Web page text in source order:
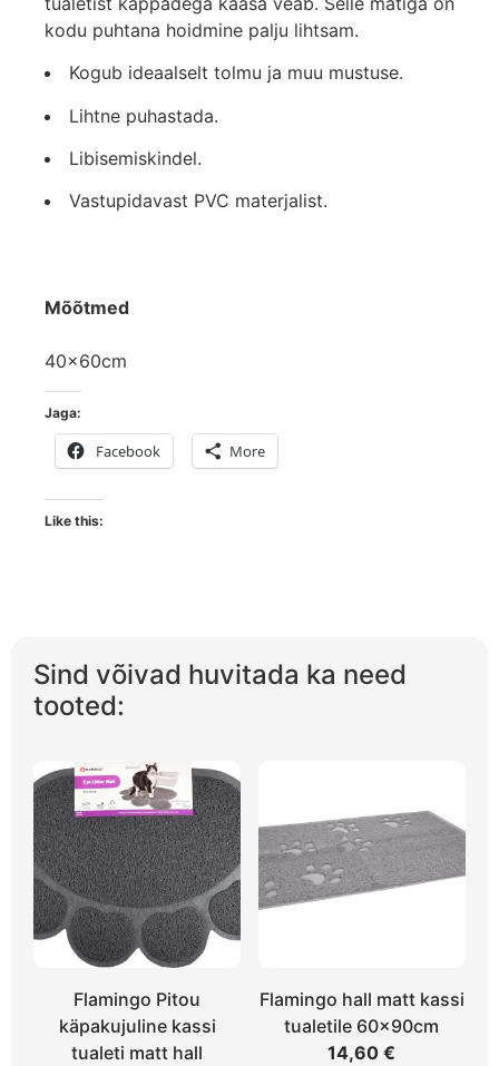
kodu puhtana hoidmine palju lihtsam.
Kogub ideaalselt tolmu ja muu mustuse.
Lihtne puhastada.
Libisemiskindel.
Vastupidavast PVC materjalist.
Mõõtmed
40x60cm
Jaga:
Facebook More
Like this:
Sind võivad huvitada ka need
tooted:
Flamingo Pitou
käpakujuline kassi
tualeti matt hall
Flamingo hall matt kassi
tualetile 60x90cm
14,60€